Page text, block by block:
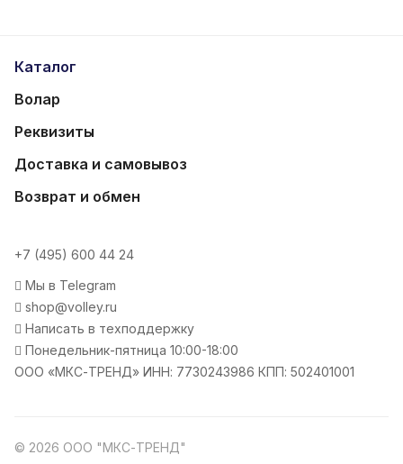
Каталог
Волар
Реквизиты
Доставка и самовывоз
Возврат и обмен
+7 (495) 600 44 24
Мы в Telegram
shop@volley.ru
Написать в техподдержку
Понедельник-пятница 10:00-18:00
ООО «МКС-ТРЕНД» ИНН: 7730243986 КПП: 502401001
© 2026 ООО "МКС-ТРЕНД"